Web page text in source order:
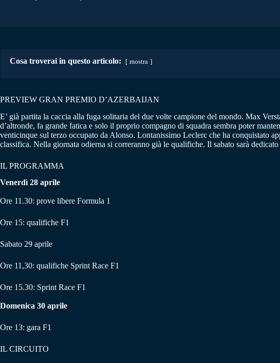
Cosa troverai in questo articolo: mostra
PREVIEW GRAN PREMIO D’AZERBAIJAN
E’ già partita la caccia alla fuga solitaria del due volte campione del mondo. Max
d’altronde, fa grande fatica e solo il proprio compagno di squadra sembra poter
venticinque sul terzo occupato da Alonso. Lontanissimo Leclerc che ha conquistato
classifica. Nella giornata odierna si correranno già le qualifiche. Il sabato sarà
IL PROGRAMMA
Venerdì 28 aprile
Ore 11.30: prove libere Formula 1
Ore 15: qualifiche F1
Sabato 29 aprile
Ore 11,30: qualifiche Sprint Race F1
Ore 15.30: Sprint Race F1
Domenica 30 aprile
Ore 13: gara F1
IL CIRCUITO